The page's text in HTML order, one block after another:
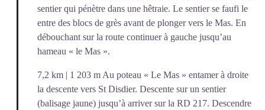
sentier qui pénètre dans une hêtraie. Le sentier se faufi le
entre des blocs de grès avant de plonger vers le Mas. En
débouchant sur la route continuer à gauche jusqu’au
hameau « le Mas ».
7,2 km | 1 203 m Au poteau « Le Mas » entamer à droite
la descente vers St Disdier. Descente sur un sentier
(balisage jaune) jusqu’à arriver sur la RD 217. Descendre